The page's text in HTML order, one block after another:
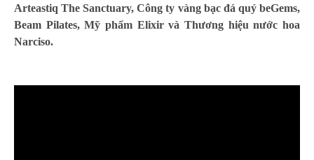
Arteastiq The Sanctuary, Công ty vàng bạc đá quý beGems,
Beam Pilates, Mỹ phẩm Elixir và Thương hiệu nước hoa
Narciso.